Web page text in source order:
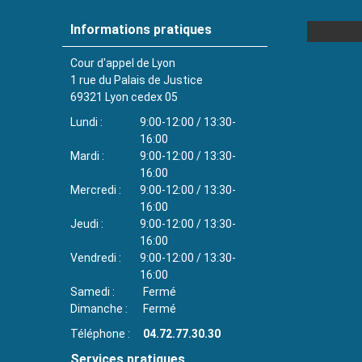
Informations pratiques
Cour d'appel de Lyon
1 rue du Palais de Justice
69321 Lyon cedex 05
Lundi
9:00-12:00 / 13:30-
16:00
Mardi
9:00-12:00 / 13:30-
16:00
Mercredi
9:00-12:00 / 13:30-
16:00
Jeudi
9:00-12:00 / 13:30-
16:00
Vendredi
9:00-12:00 / 13:30-
16:00
Samedi
Fermé
Dimanche
Fermé
Téléphone
04.72.77.30.30
Services pratiques